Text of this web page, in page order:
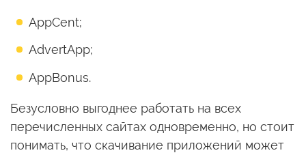
AppCent;
AdvertApp;
AppBonus.
Безусловно выгоднее работать на всех
перечисленных сайтах одновременно, но стоит
понимать, что скачивание приложений может